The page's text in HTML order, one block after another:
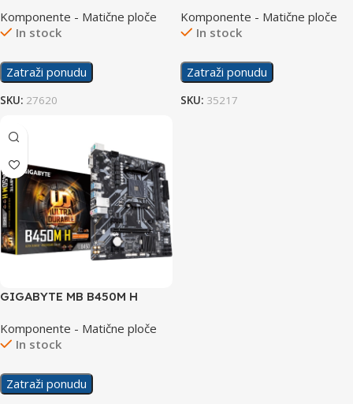
Komponente - Matične ploče
In stock
Zatraži ponudu
SKU: 27620
Komponente - Matične ploče
In stock
Zatraži ponudu
SKU: 35217
GIGABYTE MB B450M H
Komponente - Matične ploče
In stock
Zatraži ponudu